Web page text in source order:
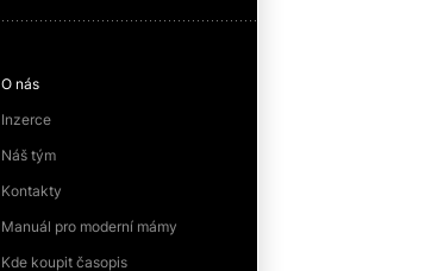
O nás
Inzerce
Náš tým
Kontakty
Manuál pro moderní mámy
Kde koupit časopis